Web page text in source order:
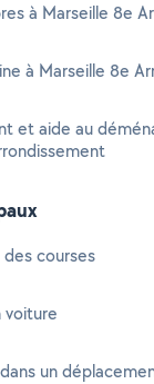
à Marseille 8e
à Marseille 8e
et aide au
courses
voiture
un